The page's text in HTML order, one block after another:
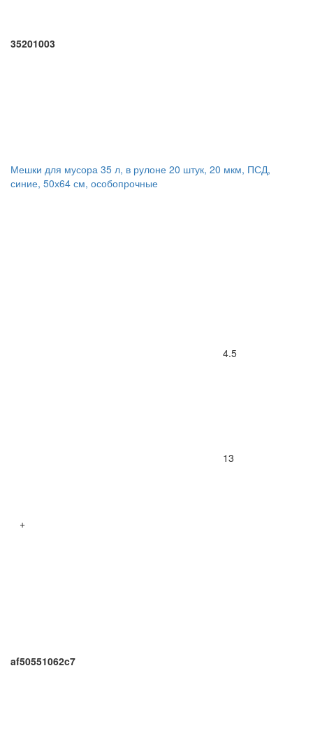
35201003
Мешки для мусора 35 л, в рулоне 20 штук, 20 мкм, ПСД,
синие, 50х64 см, особопрочные
4.5
13
+
af50551062c7